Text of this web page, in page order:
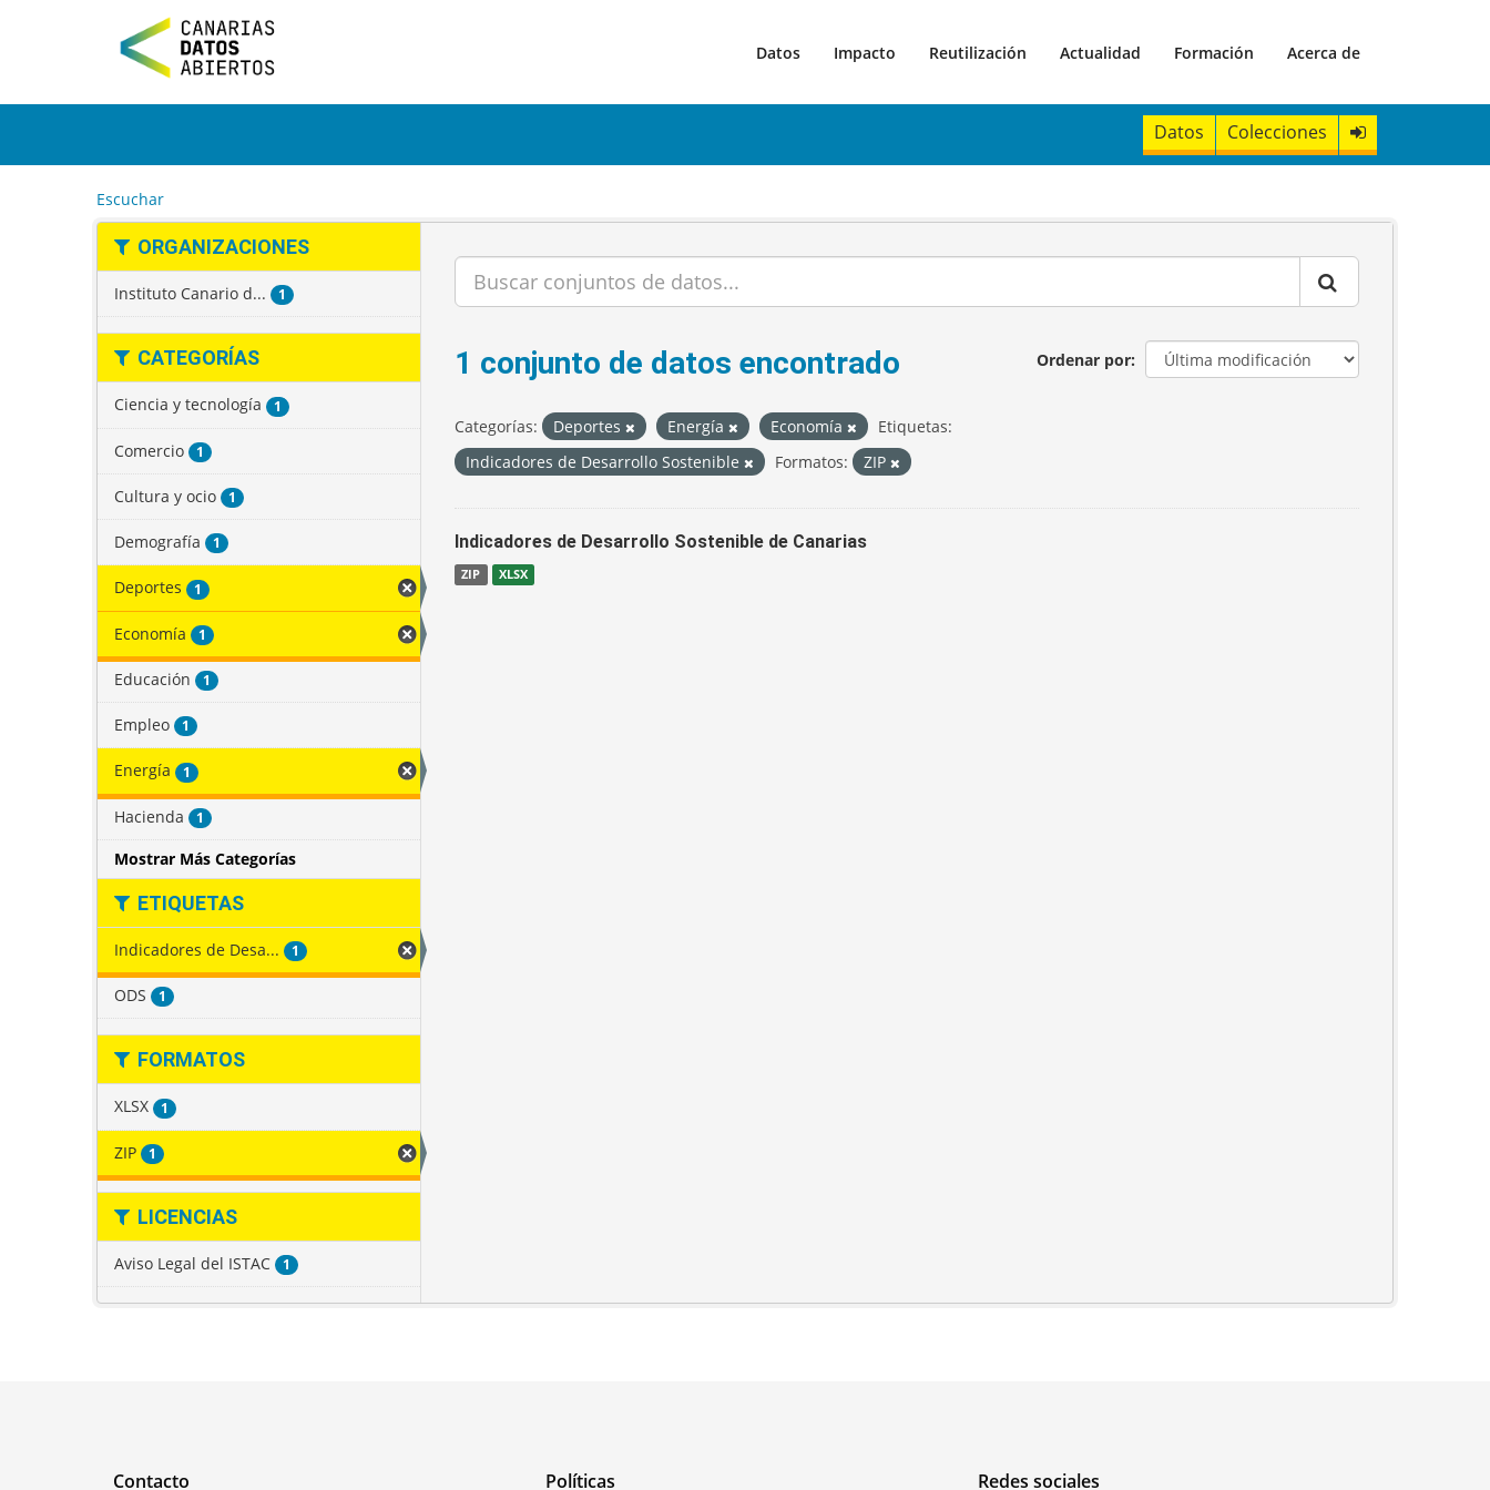
t
Datos Impacto Reutilización Actualidad Formación Acerca de
Datos Colecciones
Escuchar
ORGANIZACIONES
Instituto Canario d... 1
CATEGORÍAS
Ciencia y tecnología 1
Comercio 1
Cultura y ocio 1
Demografía 1
Deportes 1
Economía 1
Educación 1
Empleo 1
Energía 1
Hacienda 1
Mostrar Más Categorías
ETIQUETAS
Indicadores de Desa... 1
ODS 1
FORMATOS
XLSX 1
ZIP 1
LICENCIAS
Aviso Legal del ISTAC 1
Ordenar por
1 conjunto de datos encontrado
Categorías: Deportes Energía Economía
Etiquetas:
Indicadores de Desarrollo Sostenible
Formatos: ZIP
Indicadores de Desarrollo Sostenible de Canarias
ZIP XLSX
Contacto Políticas Redes sociales